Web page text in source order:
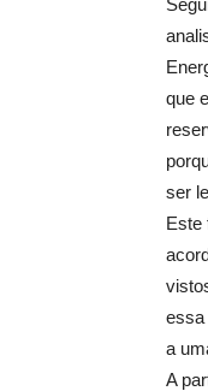
que
ser
Este
essa
a
A